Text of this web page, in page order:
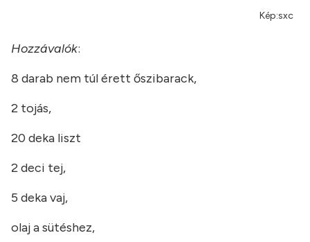
Kép:sxc
Hozzávalók:
8 darab nem túl érett őszibarack,
2 tojás,
20 deka liszt
2 deci tej,
5 deka vaj,
olaj a sütéshez,